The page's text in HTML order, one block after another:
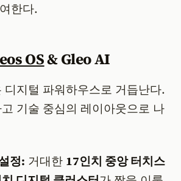
한다.
OS& Gleo AI
디지털 파워하우스로 거듭난다.
기술 중심의 레이아웃으로 나
정: 거대한 17인치 중앙 터치스